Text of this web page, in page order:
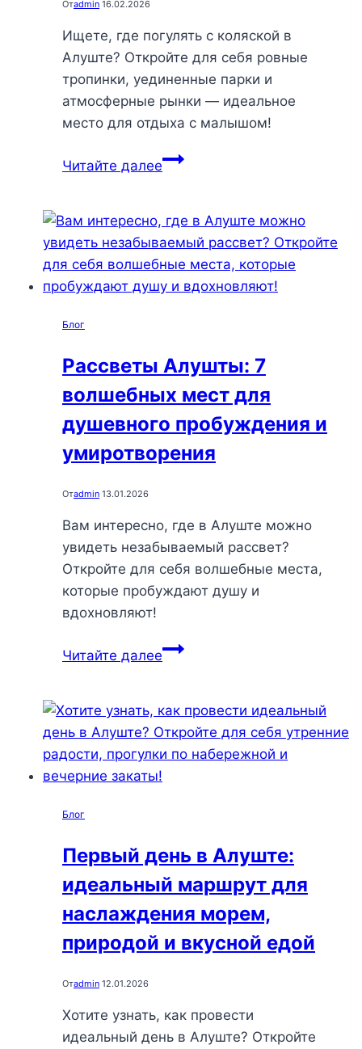
Отadmin 16.02.2026
Ищете, где погулять с коляской в
Алуште? Откройте для себя ровные
тропинки, уединенные парки и
атмосферные рынки — идеальное
место для отдыха с малышом!
Читайте далееГде
коляской
в
Алуште:
лучшие
отдыха
на
свежем
Блог
Рассветы Алушты: 7
волшебных мест для
душевного пробуждения и
умиротворения
Отadmin 13.01.2026
Вам интересно, где в Алуште можно
увидеть незабываемый рассвет?
Откройте для себя волшебные места,
которые пробуждают душу и
вдохновляют!
Читайте далееРассветы
волшебных
мест
для
душевного
Блог
Первый день в Алуште:
идеальный маршрут для
наслаждения морем,
природой и вкусной едой
Отadmin 12.01.2026
Хотите узнать, как провести
идеальный день в Алуште? Откройте